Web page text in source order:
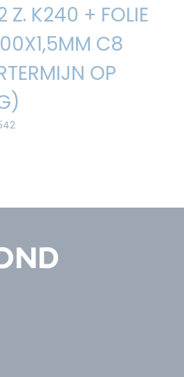
Z. K240 + FOLIE
C8
OP